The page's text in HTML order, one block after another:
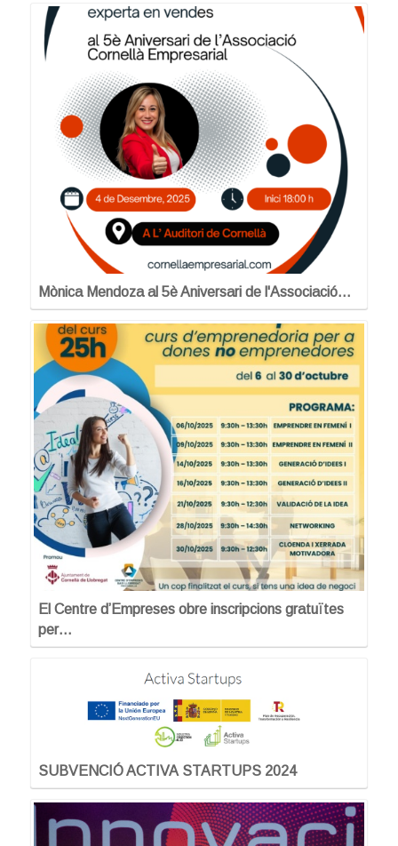
Mònica Mendoza al 5è Aniversari de l'Associació…
El Centre d’Empreses obre inscripcions gratuïtes
per…
SUBVENCIÓ ACTIVA STARTUPS 2024